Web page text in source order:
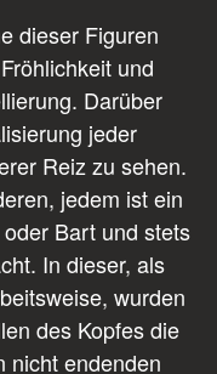
dieser Figuren
und
Darüber
jeder
Reiz zu sehen.
jedem ist ein
Bart und stets
In dieser, als
wurden
des Kopfes die
nicht endenden